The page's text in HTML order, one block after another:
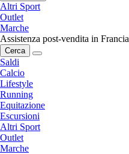
Altri Sport
Outlet
Marche
Assistenza post-vendita in Francia
Cerca
Saldi
Calcio
Lifestyle
Running
Equitazione
Escursioni
Altri Sport
Outlet
Marche